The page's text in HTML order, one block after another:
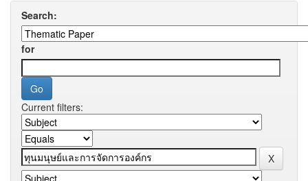
Search:
for
Current filters: